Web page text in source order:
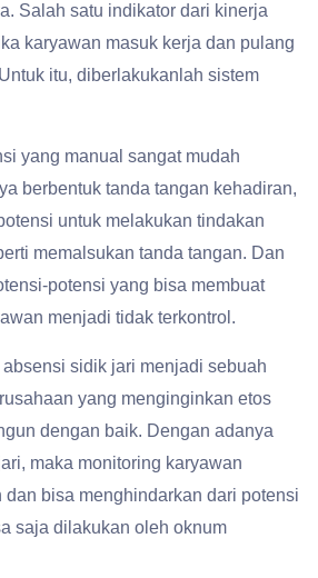
Salah satu indikator dari kinerja
karyawan masuk kerja dan pulang
itu, diberlakukanlah sistem
yang manual sangat mudah
berbentuk tanda tangan kehadiran,
untuk melakukan tindakan
memalsukan tanda tangan. Dan
potensi yang bisa membuat
menjadi tidak terkontrol.
sidik jari menjadi sebuah
yang menginginkan etos
dengan baik. Dengan adanya
maka monitoring karyawan
bisa menghindarkan dari potensi
saja dilakukan oleh oknum